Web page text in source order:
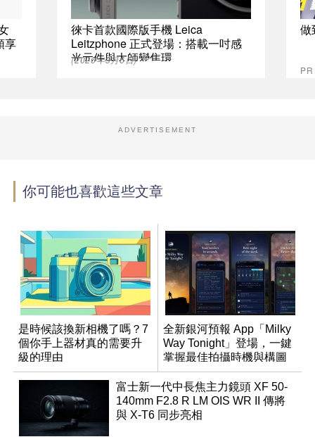
享
徠卡首款國際版手機 Leica
Leitzphone 正式登場：搭載一吋感
光元件與大師變焦環
(2026年3月6日)
做
ADVERTISEMENT
你可能也喜歡這些文章
是時候該換新相機了嗎？7
個你手上器材真的需要升
級的理由
全新銀河預報 App「Milky
Way Tonight」登場，一鍵
掌握最佳拍攝時機與構圖
富士新一代中長焦主力鏡頭 XF 50-
140mm F2.8 R LM OIS WR II 傳將
與 X-T6 同步亮相